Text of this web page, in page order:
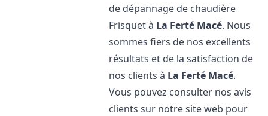
de dépannage de chaudière
Frisquet à La Ferté Macé. Nous
sommes fiers de nos excellents
résultats et de la satisfaction de
nos clients à La Ferté Macé.
Vous pouvez consulter nos avis
clients sur notre site web pour